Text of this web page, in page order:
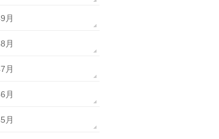
月
月
月
月
月